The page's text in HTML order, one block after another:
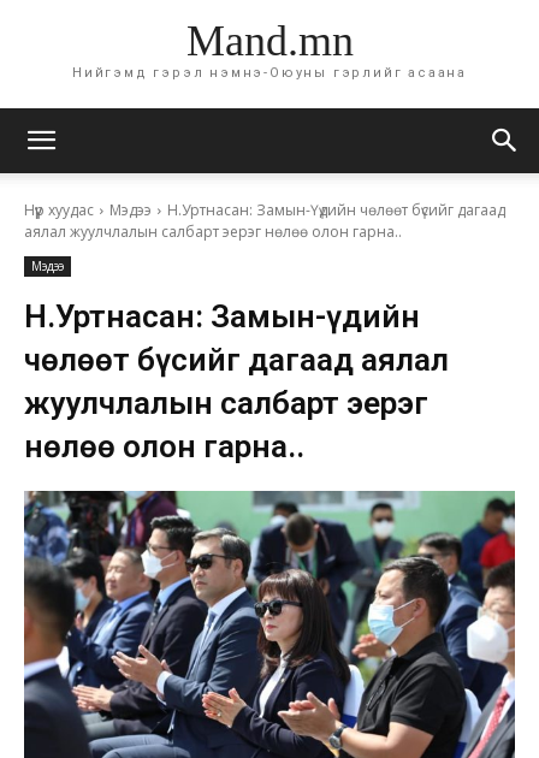
Mand.mn
Нийгэмд гэрэл нэмнэ-Оюуны гэрлийг асаана
Нүүр хуудас Мэдээ
Н.Уртнасан: Замын-Үүдийн чөлөөт бүсийг дагаад
аялал жуулчлалын салбарт эерэг нөлөө олон гарна..
Мэдээ
Н.Уртнасан: Замын-Үүдийн
чөлөөт бүсийг дагаад аялал
жуулчлалын салбарт эерэг
нөлөө олон гарна..